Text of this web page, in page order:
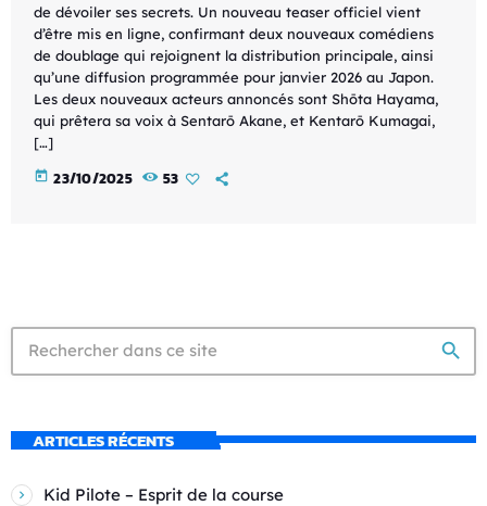
de dévoiler ses secrets. Un nouveau teaser officiel vient
d’être mis en ligne, confirmant deux nouveaux comédiens
de doublage qui rejoignent la distribution principale, ainsi
qu’une diffusion programmée pour janvier 2026 au Japon.
Les deux nouveaux acteurs annoncés sont Shōta Hayama,
qui prêtera sa voix à Sentarō Akane, et Kentarō Kumagai,
[…]
today 23/10/2025 53
search
ARTICLES RÉCENTS
Kid Pilote – Esprit de la course